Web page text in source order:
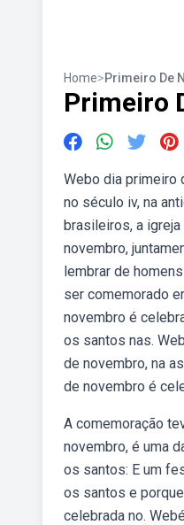
Home>Primeiro De
Primeiro
Webo dia primeiro
no século iv, na
brasileiros, a
novembro,
lembrar de
ser comemorado
novembro é
os santos nas.
de novembro, na
de novembro é
A comemoração
novembro, é uma
os santos: E um
os santos e
celebrada no.